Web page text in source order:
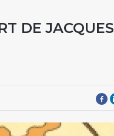
DE JACQUES